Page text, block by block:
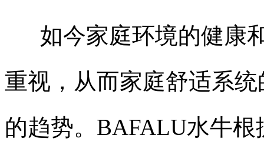
如今家庭环境的健康
重视，从而家庭舒适系
的趋势。BAFALU水牛